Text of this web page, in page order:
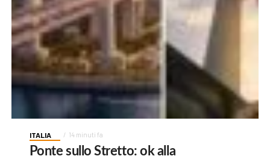
ITALIA 14 minuti fa
Ponte sullo Stretto: ok alla